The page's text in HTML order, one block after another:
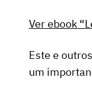
Ver ebook
Este e
um